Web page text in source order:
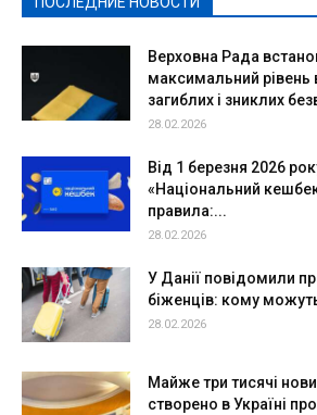
Верховна Рада
максимальний рівень
загиблих і зниклих
28.02.2026
Від 1 березня 2026
«Національний
правила:...
28.02.2026
У Данії повідомили
біженців: кому
28.02.2026
Майже три тисячі
створено в Україні